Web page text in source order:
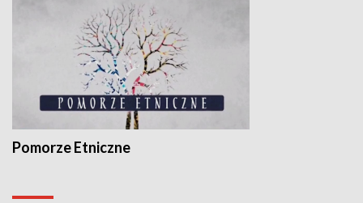
Pomorze Etniczne